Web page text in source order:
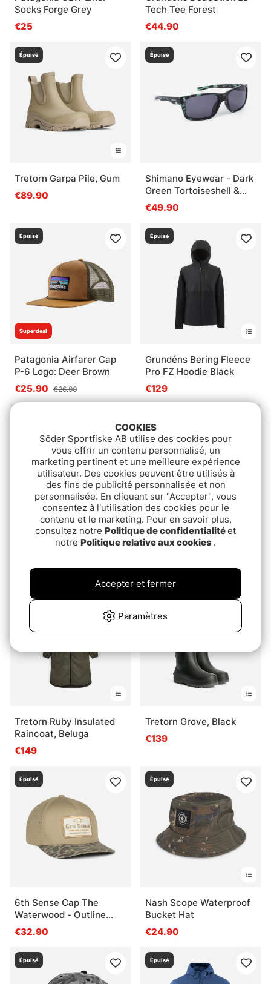
Socks Forge Grey
€25
Tech Tee Forest
€44.90
Épuisé
Tretorn Garpa Pile, Gum
€89.90
Épuisé
Shimano Eyewear - Dark
Green Tortoiseshell &
Dark Grey
€49.90
Superdeal
Épuisé
Patagonia Airfarer Cap
P-6 Logo: Deer Brown
€25.90 €26.90
Épuisé
Grundéns Bering Fleece
Pro FZ Hoodie Black
€129
Simms Guide Guard
€59.90
Sage Logo Tech Hat
Épuisé
Tretorn Ruby Insulated
Raincoat, Beluga
€149
Épuisé
Tretorn Grove, Black
€139
Épuisé
6th Sense Cap The
Waterwood - Outline
Khaki
€32.90
Épuisé
Nash Scope Waterproof
Bucket Hat
€24.90
Épuisé Épuisé
COOKIES
Söder Sportfiske AB utilise des cookies pour
vous offrir un contenu personnalisé, un
marketing pertinent et une meilleure expérience
utilisateur. Des cookies peuvent être utilisés à
des fins de publicité personnalisée et non
personnalisée. En cliquant sur "Accepter", vous
consentez à l'utilisation des cookies pour le
contenu et le marketing. Pour en savoir plus,
consultez notre Politique de confidentialitéet
notre Politique relative aux cookies .
Paramètres
Accepter et fermer